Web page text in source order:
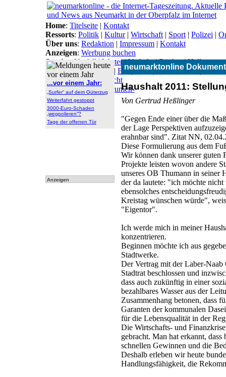
neumarktonline
Haushalt 2011:
Von Gertrud Heßlinger
"Gegen Ende einer über die
der Lage Perspektiven
erahnbar sind". Zitat NN,
Diese Formulierung aus dem
Wir können dank unserer guten
Projekte leisten wovon andere
unseres OB Thumann in seiner
der da lautete: "ich möchte
ebensolches
Kreistag wünschen würde",
"Eigentor".
Ich werde mich in meiner
konzentrieren.
Beginnen möchte ich aus
Stadtwerke.
Der Vertrag mit der Laber-
Stadtrat beschlossen und
dass auch zukünftig in einer
bezahlbares Wasser aus der
Zusammenhang betonen, dass
Garanten der kommunalen
für die Lebensqualität in der
Die Wirtschafts- und
gebracht. Man hat erkannt,
schnellen Gewinnen und die
Deshalb erleben wir heute
Handlungsfähigkeit, die
...vor einem Jahr:
„Surfer“ auf dem Güterzug
Weiterfahrt gestoppt
3000-Euro-Schaden
„wegpolieren“?
Tage der offenen Tür
Anzeigen
Home: Titelseite | Kontakt
Ressorts: Politik | Kultur| Wirtschaft | Sport | Polizei |
Über uns: Redaktion | Impressum | Kontakt
Anzeigen: Werbung buchen
Service: Notfall | Wetter|Verkehr|Bücher|Hallo
Themen:Arbeitsamt | BN|CSU|Freie Wähler|
Lokal-Links:Übersicht
Archiv:Archiv|Dokumen-
tationen